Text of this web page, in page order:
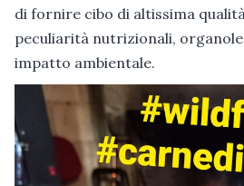
di fornire cibo di altissima
peculiarità nutrizionali,
impatto ambientale.